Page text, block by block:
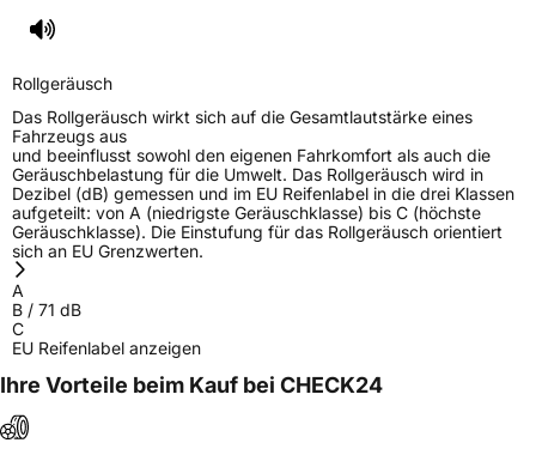
Rollgeräusch
Das Rollgeräusch wirkt sich auf die Gesamtlautstärke eines
Fahrzeugs aus
und beeinflusst sowohl den eigenen Fahrkomfort als auch die
Geräuschbelastung für die Umwelt. Das Rollgeräusch wird in
Dezibel (dB) gemessen und im EU Reifenlabel in die drei Klassen
aufgeteilt: von A (niedrigste Geräuschklasse) bis C (höchste
Geräuschklasse). Die Einstufung für das Rollgeräusch orientiert
sich an EU Grenzwerten.
A
B / 71 dB
C
EU Reifenlabel anzeigen
Ihre Vorteile beim Kauf bei CHECK24